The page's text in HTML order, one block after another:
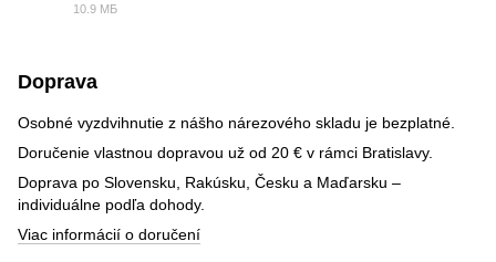
10.9 МБ
Doprava
Osobné vyzdvihnutie z nášho nárezového skladu je bezplatné.
Doručenie vlastnou dopravou už od 20 € v rámci Bratislavy.
Doprava po Slovensku, Rakúsku, Česku a Maďarsku –
individuálne podľa dohody.
Viac informácií o doručení